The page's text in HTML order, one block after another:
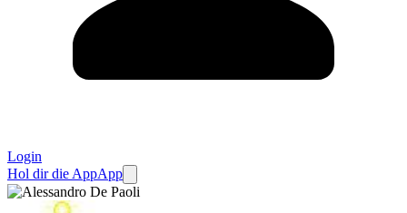
Login
Hol dir die AppApp